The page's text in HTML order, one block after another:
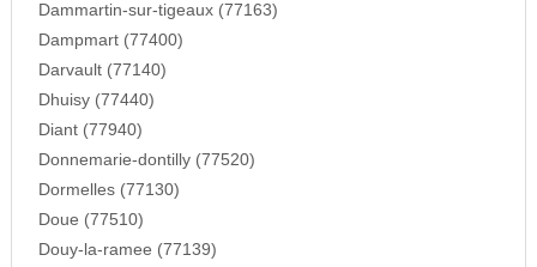
Dammartin-sur-tigeaux (77163)
Dampmart (77400)
Darvault (77140)
Dhuisy (77440)
Diant (77940)
Donnemarie-dontilly (77520)
Dormelles (77130)
Doue (77510)
Douy-la-ramee (77139)